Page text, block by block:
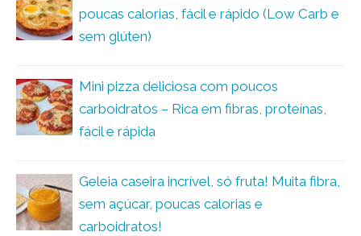
poucas calorias, fácil e rápido (Low Carb e
sem glúten)
Mini pizza deliciosa com poucos
carboidratos – Rica em fibras, proteínas,
fácil e rápida
Geleia caseira incrível, só fruta! Muita fibra,
sem açúcar, poucas calorias e
carboidratos!